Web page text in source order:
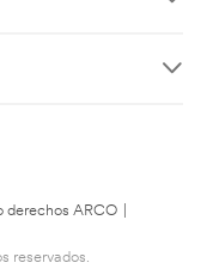
derechos ARCO
reservados.